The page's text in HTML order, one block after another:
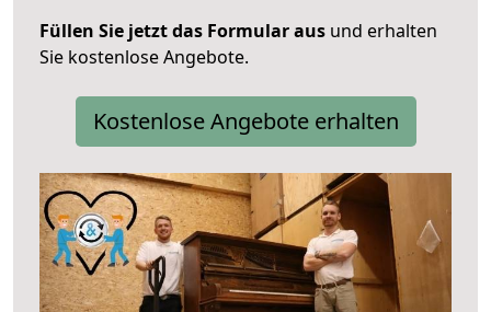
Füllen Sie jetzt das Formular aus und erhalten
Sie kostenlose Angebote.
Kostenlose Angebote erhalten